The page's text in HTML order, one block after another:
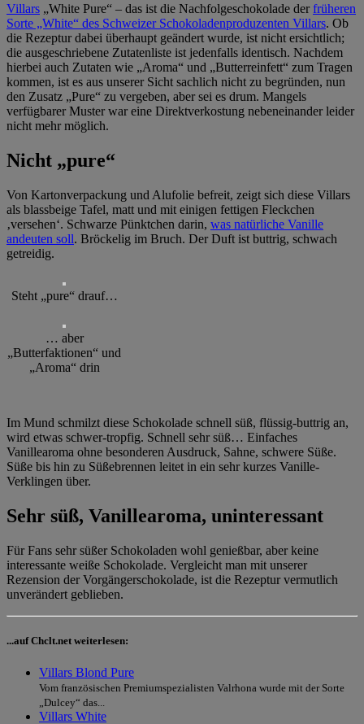
Villars „White Pure“ – das ist die Nachfolgeschokolade derfrüheren
Sorte „White“ des Schweizer Schokoladenproduzenten Villars. Ob
die Rezeptur dabei überhaupt geändert wurde, ist nicht ersichtlich;
die ausgeschriebene Zutatenliste ist jedenfalls identisch. Nachdem
hierbei auch Zutaten wie „Aroma“ und „Butterreinfett“ zum Tragen
kommen, ist es aus unserer Sicht sachlich nicht zu begründen, nun
den Zusatz „Pure“ zu vergeben, aber sei es drum. Mangels
verfügbarer Muster war eine Direktverkostung nebeneinander leider
nicht mehr möglich.
Nicht „pure“
Von Kartonverpackung und Alufolie befreit, zeigt sich diese Villars
als blassbeige Tafel, matt und mit einigen fettigen Fleckchen
‚versehen‘. Schwarze Pünktchen darin, was natürliche Vanille
andeuten soll. Bröckelig im Bruch. Der Duft ist buttrig, schwach
getreidig.
Steht „pure“ drauf…
… aber
„Butterfaktionen“ und
„Aroma“ drin
Im Mund schmilzt diese Schokolade schnell süß, flüssig-buttrig an,
wird etwas schwer-tropfig. Schnell sehr süß… Einfaches
Vanillearoma ohne besonderen Ausdruck, Sahne, schwere Süße.
Süße bis hin zu Süßebrennen leitet in ein sehr kurzes Vanille-
Verklingen über.
Sehr süß, Vanillearoma, uninteressant
Für Fans sehr süßer Schokoladen wohl genießbar, aber keine
interessante weiße Schokolade. Vergleicht man mit unserer
Rezension der Vorgängerschokolade, ist die Rezeptur vermutlich
unverändert geblieben.
...auf Chclt.net weiterlesen:
Villars Blond Pure
Vom französischen Premiumspezialisten Valrhona wurde mit der Sorte
„Dulcey“ das...
Villars White